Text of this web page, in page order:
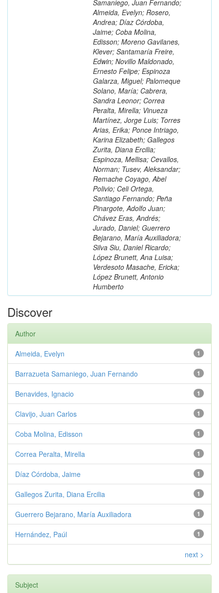
Samaniego, Juan Fernando;
Almeida, Evelyn; Rosero,
Andrea; Díaz Córdoba,
Jaime; Coba Molina,
Edisson; Moreno Gavilanes,
Klever; Santamaría Freire,
Edwin; Novillo Maldonado,
Ernesto Felipe; Espinoza
Galarza, Miguel; Palomeque
Solano, María; Cabrera,
Sandra Leonor; Correa
Peralta, Mirella; Vinueza
Martínez, Jorge Luis; Torres
Arias, Erika; Ponce Intriago,
Karina Elizabeth; Gallegos
Zurita, Diana Ercilia;
Espinoza, Mellisa; Cevallos,
Norman; Tusev, Aleksandar;
Remache Coyago, Abel
Polivio; Celi Ortega,
Santiago Fernando; Peña
Pinargote, Adolfo Juan;
Chávez Eras, Andrés;
Jurado, Daniel; Guerrero
Bejarano, María Auxiliadora;
Silva Siu, Daniel Ricardo;
López Brunett, Ana Luisa;
Verdesoto Masache, Ericka;
López Brunett, Antonio
Humberto
Discover
Author
1
Almeida, Evelyn
1
Barrazueta Samaniego, Juan Fernando
1
Benavides, Ignacio
1
Clavijo, Juan Carlos
1
Coba Molina, Edisson
1
Correa Peralta, Mirella
1
Díaz Córdoba, Jaime
1
Gallegos Zurita, Diana Ercilia
1
Guerrero Bejarano, María Auxiliadora
1
Hernández, Paúl
next >
Subject